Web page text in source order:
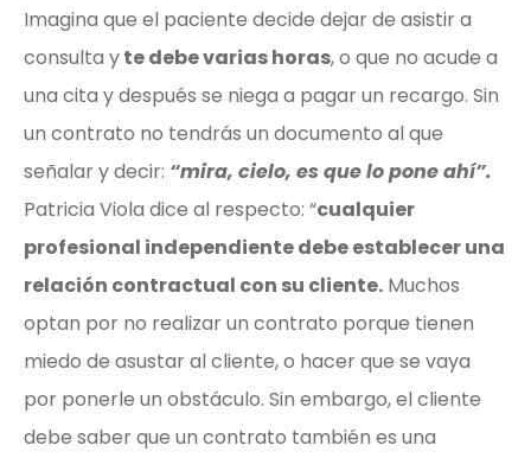
Imagina que el paciente decide dejar de asistir a
consulta yte debe varias horas, o que no acude a
una cita y después se niega a pagar un recargo. Sin
un contrato no tendrás un documento al que
señalar y decir: “mira, cielo, es que lo pone ahí”.
Patricia Viola dice al respecto: “cualquier
profesional independiente debe establecer una
relación contractual con su cliente. Muchos
optan por no realizar un contrato porque tienen
miedo de asustar al cliente, o hacer que se vaya
por ponerle un obstáculo. Sin embargo, el cliente
debe saber que un contrato también es una